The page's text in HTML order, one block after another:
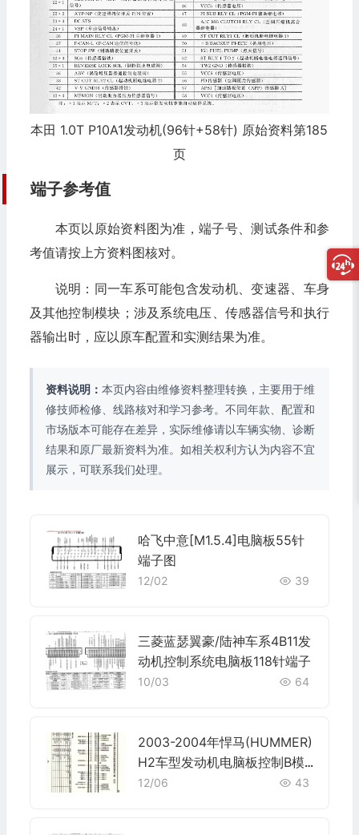
本田 1.0T P10A1发动机(96针+58针) 原始资料第185
页
端子参考值
本页以原始资料图为准，端子号、测试条件和参
考值请按上方资料图核对。
说明：同一车系可能包含发动机、变速器、车身
及其他控制模块；涉及系统电压、传感器信号和执行
器输出时，应以原车配置和实测结果为准。
资料说明： 本页内容由维修资料整理转换，主要用于维
修技师检修、线路核对和学习参考。不同年款、配置和
市场版本可能存在差异，实际维修请以车辆实物、诊断
结果和原厂最新资料为准。如相关权利方认为内容不宜
展示，可联系我们处理。
哈飞中意[M1.5.4]电脑板55针
端子图
12/02 39
三菱蓝瑟翼豪/陆神车系4B11发
动机控制系统电脑板118针端子
10/03 64
2003-2004年悍马(HUMMER)
H2车型发动机电脑板控制B模
块针脚80针 端子图
12/06 43